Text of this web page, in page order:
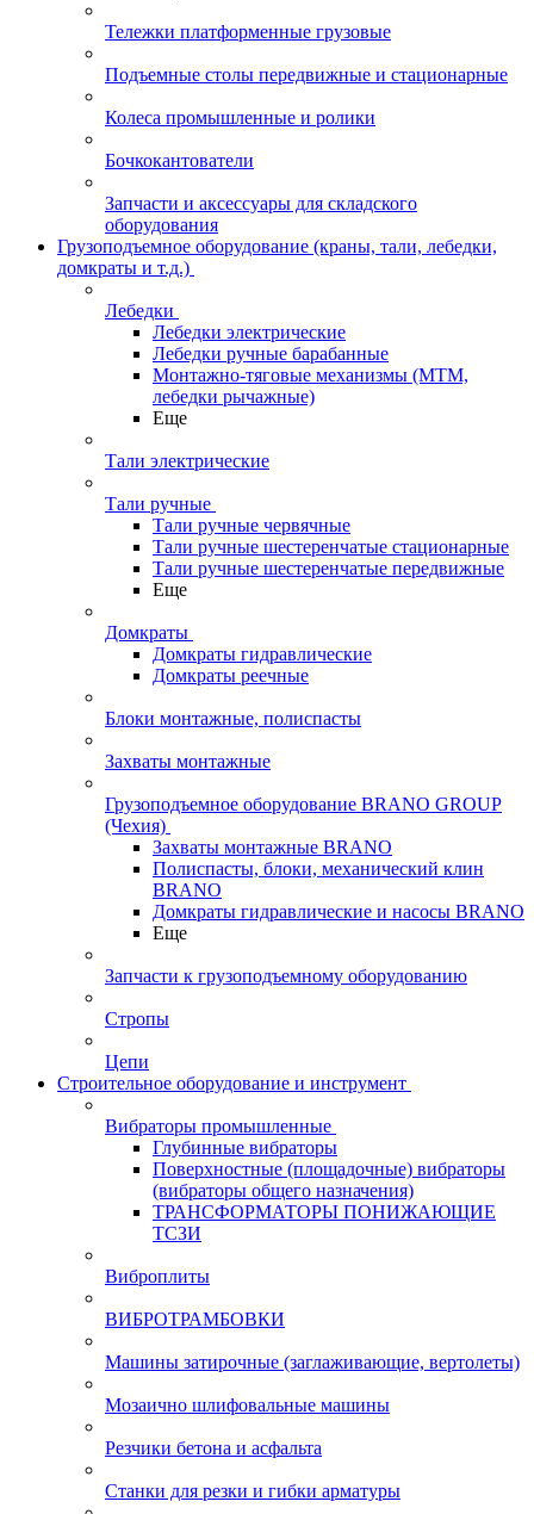
Тележки платформенные грузовые
Подъемные столы передвижные и стационарные
Колеса промышленные и ролики
Бочкокантователи
Запчасти и аксессуары для складского
оборудования
Грузоподъемное оборудование (краны, тали, лебедки,
домкраты и т.д.)
Лебедки
Лебедки электрические
Лебедки ручные барабанные
Монтажно-тяговые механизмы (МТМ,
лебедки рычажные)
Еще
Тали электрические
Тали ручные
Тали ручные червячные
Тали ручные шестеренчатые стационарные
Тали ручные шестеренчатые передвижные
Еще
Домкраты
Домкраты гидравлические
Домкраты реечные
Блоки монтажные, полиспасты
Захваты монтажные
Грузоподъемное оборудование BRANO GROUP
(Чехия)
Захваты монтажные BRANO
Полиспасты, блоки, механический клин
BRANO
Домкраты гидравлические и насосы BRANO
Еще
Запчасти к грузоподъемному оборудованию
Стропы
Цепи
Строительное оборудование и инструмент
Вибраторы промышленные
Глубинные вибраторы
Поверхностные (площадочные) вибраторы
(вибраторы общего назначения)
ТРАНСФОРМАТОРЫ ПОНИЖАЮЩИЕ
ТСЗИ
Виброплиты
ВИБРОТРАМБОВКИ
Машины затирочные (заглаживающие, вертолеты)
Мозаично шлифовальные машины
Резчики бетона и асфальта
Станки для резки и гибки арматуры